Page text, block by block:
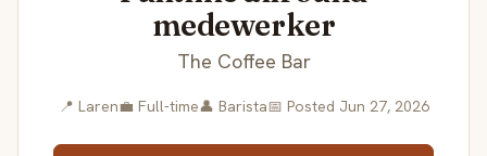
medewerker
The Coffee Bar
📍 Laren💼 Full-time👤 Barista📅 Posted Jun 27, 2026